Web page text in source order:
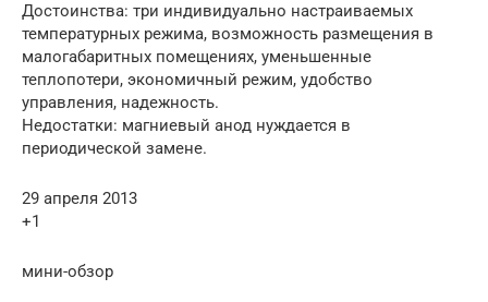
Достоинства: три индивидуально настраиваемых
температурных режима, возможность размещения в
малогабаритных помещениях, уменьшенные
теплопотери, экономичный режим, удобство
управления, надежность.
Недостатки: магниевый анод нуждается в
периодической замене.
29 апреля 2013
+1
мини-обзор